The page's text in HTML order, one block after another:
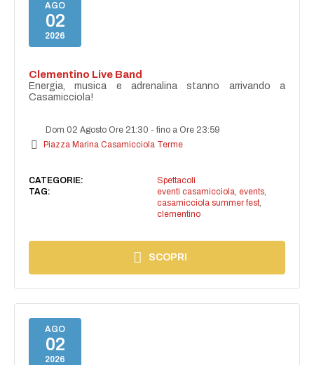
AGO
02
2026
Clementino Live Band
Energia, musica e adrenalina stanno arrivando a
Casamicciola!
Dom 02 Agosto Ore 21:30 -fino a Ore 23:59
Piazza Marina Casamicciola Terme
CATEGORIE:
Spettacoli
TAG:
eventi casamicciola, events,
casamicciola summer fest,
clementino
SCOPRI
AGO
02
2026